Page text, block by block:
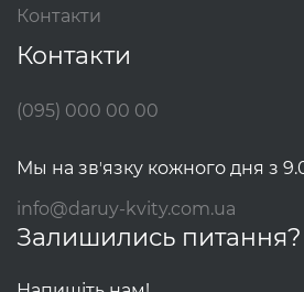
Контакти
Контакти
(095) 000 00 00
Мы на звʼязку кожного дня з
info@daruy-kvity.com.ua
Залишились питання?